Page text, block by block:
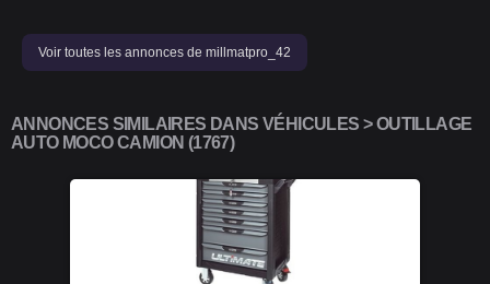
Voir toutes les annonces de millmatpro_42
ANNONCES SIMILAIRES DANS VÉHICULES > OUTILLAGE
AUTO MOCO CAMION (1767)